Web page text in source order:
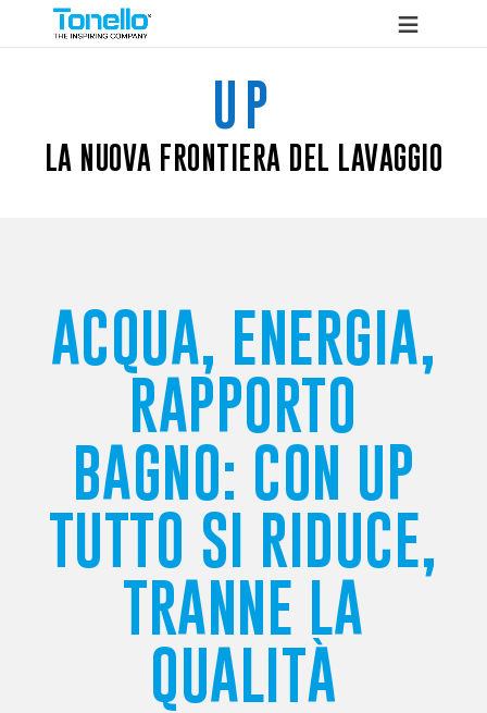
UP
LA NUOVA FRONTIERA DEL LAVAGGIO
ACQUA, ENERGIA,
RAPPORTO
BAGNO: CON UP
TUTTO SI RIDUCE,
TRANNE LA
QUALITÀ